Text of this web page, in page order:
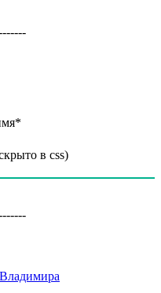
в css)